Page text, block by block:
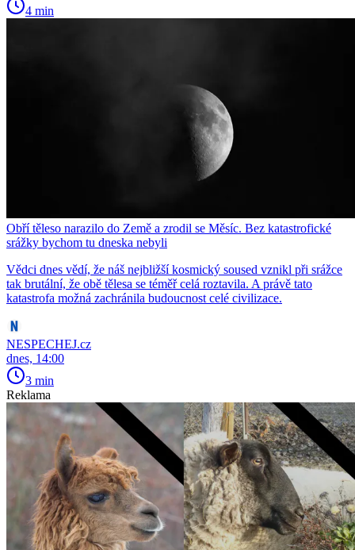
4 min
Obří těleso narazilo do Země a zrodil se Měsíc. Bez katastrofické
srážky bychom tu dneska nebyli
Vědci dnes vědí, že náš nejbližší kosmický soused vznikl při srážce
tak brutální, že obě tělesa se téměř celá roztavila. A právě tato
katastrofa možná zachránila budoucnost celé civilizace.
NESPECHEJ.cz
dnes, 14:00
3 min
Reklama